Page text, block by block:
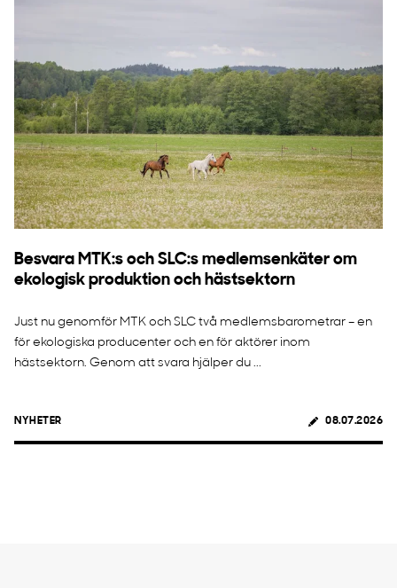
Besvara MTK:s och SLC:s medlemsenkäter om
ekologisk produktion och hästsektorn
Just nu genomför MTK och SLC två medlemsbarometrar – en
för ekologiska producenter och en för aktörer inom
hästsektorn. Genom att svara hjälper du ...
NYHETER 08.07.2026